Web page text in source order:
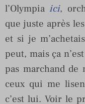
l’Olympia ici,
que juste après
et si je
peut, mais ça
pas marchand de
ceux qui me
c’est lui. Voir le